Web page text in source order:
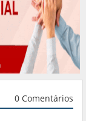
0 Comentários